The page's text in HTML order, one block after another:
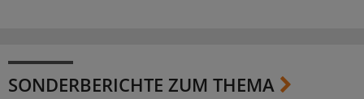
SONDERBERICHTE ZUM THEMA